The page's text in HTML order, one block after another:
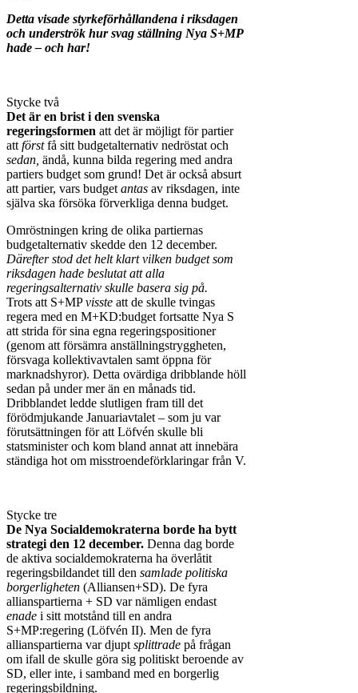
Detta visade styrkeförhållandena i riksdagen
och underströk hur svag ställning Nya S+MP
hade – och har!
Stycke två
Det är en brist i den svenska
regeringsformen att det är möjligt för partier
att förstfå sitt budgetalternativ nedröstat och
sedan, ändå, kunna bilda regering med andra
partiers budget som grund! Det är också absurt
att partier, vars budget antas av riksdagen, inte
själva ska försöka förverkliga denna budget.
Omröstningen kring de olika partiernas
budgetalternativ skedde den 12 december.
Därefter stod det helt klart vilken budget som
riksdagen hade beslutat att alla
regeringsalternativ skulle basera sig på.
Trots att S+MPvisste att de skulle tvingas
regera med en M+KD:budget fortsatte Nya S
att strida för sina egna regeringspositioner
(genom att försämra anställningstryggheten,
försvaga kollektivavtalen samt öppna för
marknadshyror). Detta ovärdiga dribblande höll
sedan på under mer än en månads tid.
Dribblandet ledde slutligen fram till det
förödmjukande Januariavtalet – som ju var
förutsättningen för att Löfvén skulle bli
statsminister och kom bland annat att innebära
ständiga hot om misstroendeförklaringar från V.
Stycke tre
De Nya Socialdemokraterna borde ha bytt
strategi den 12 december. Denna dag borde
de aktiva socialdemokraterna ha överlåtit
regeringsbildandet till den samlade politiska
borgerligheten (Alliansen+SD). De fyra
allianspartierna + SD var nämligen endast
enade i sitt motstånd till en andra
S+MP:regering (Löfvén II). Men de fyra
allianspartierna var djupt splittrade på frågan
om ifall de skulle göra sig politiskt beroende av
SD, eller inte, i samband med en borgerlig
regeringsbildning.